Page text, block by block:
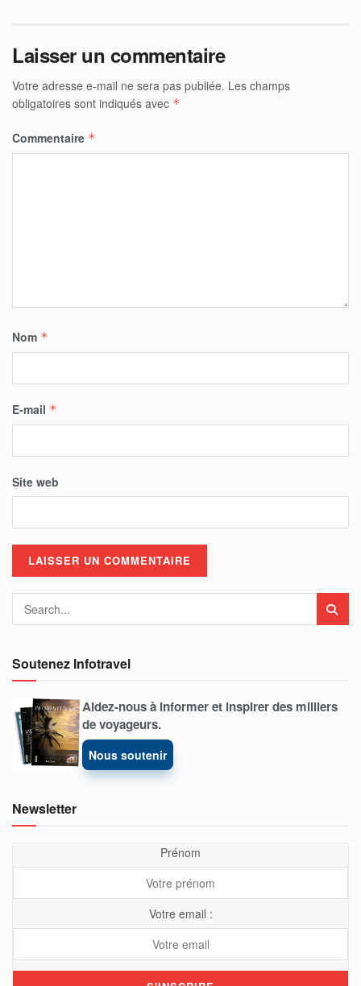
Laisser un commentaire
Votre adresse e-mail ne sera pas publiée. Les champs
obligatoires sont indiqués avec *
Commentaire *
Nom *
E-mail *
Site web
Soutenez Infotravel
Aidez-nous à informer et inspirer des milliers
de voyageurs.
Nous soutenir
Newsletter
Prénom
Votre email :